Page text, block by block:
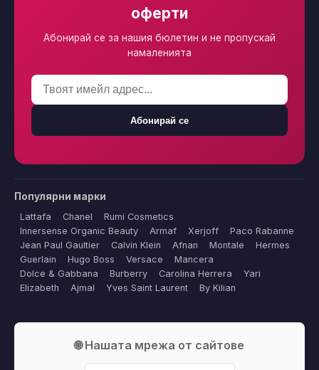
оферти
Абонирай се за нашия бюлетин и не пропускай
намаленията
Абонирай се
Популярни марки
Lattafa Chanel
Rumi Cosmetics
Innersense Organic Beauty
Armaf Xerjoff
Paco Rabanne
Jean Paul Gaultier
Calvin Klein Afnan Montale
Hermes
Guerlain
Hugo Boss Versace
Mancera
Dolce & Gabbana
Burberry Carolina Herrera
Yari
Elizabeth
Ajmal Yves Saint Laurent By Kilian
🌐 Нашата мрежа от сайтове